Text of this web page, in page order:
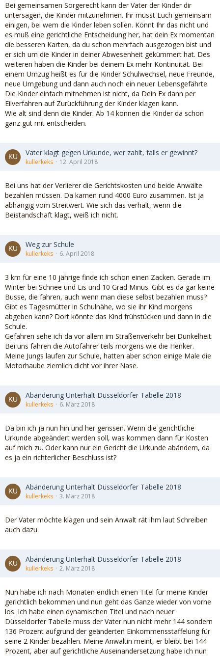
Bei gemeinsamen Sorgerecht kann der Vater der Kinder dir
untersagen, die Kinder mitzunehmen. Ihr müsst Euch gemeinsam
einigen, bei wem die Kinder leben sollen. Könnt Ihr das nicht und
es muß eine gerichtliche Entscheidung her, hat dein Ex momentan
die besseren Karten, da du schon mehrfach ausgezogen bist und
er sich um die Kinder in deiner Abwesenheit gekümmert hat. Des
weiteren haben die Kinder bei deinem Ex mehr Kontinuität. Bei
einem Umzug heißt es für die Kinder Schulwechsel, neue Freunde,
neue Umgebung und dann auch noch ein neuer Lebensgefährte.
Die Kinder einfach mitnehmen ist nicht, da Dein Ex dann per
Eilverfahren auf Zurückführung der Kinder klagen kann.
Wie alt sind denn die Kinder. Ab 14 können die Kinder da schon
ganz gut mit entscheiden.
Vater klagt gegen Urkunde, wer zahlt, falls er gewinnt?
kullerkeks 12. April 2018
Bei uns hat der Verlierer die Gerichtskosten und beide Anwälte
bezahlen müssen. Da kamen rund 4000 Euro zusammen. Ist ja
abhängig vom Streitwert. Wie sich das verhält, wenn die
Beistandschaft klagt, weiß ich nicht.
Weg zur Schule
kullerkeks 6. April 2018
3 km für eine 10 jährige finde ich schon einen Zacken. Gerade im
Winter bei Schnee und Eis und 10 Grad Minus. Gibt es da gar keine
Busse, die fahren, auch wenn man diese selbst bezahlen muss?
Gibt es Tagesmütter in Schulnähe, wo sie ihr Kind morgens
abgeben kann? Dort könnte das Kind frühstücken und dann in die
Schule.
Gefahren sehe ich da vor allem im Straßenverkehr bei Dunkelheit.
Bei uns fahren die Autofahrer teils morgens wie die Henker.
Meine Jungs laufen zur Schule, hatten aber schon einige Male die
Motorhaube ziemlich dicht vor ihrer Nase.
Abänderung Unterhalt Düsseldorfer Tabelle 2018
kullerkeks 6. März 2018
Da bin ich ja nun hin und her gerissen. Wenn die gerichtliche
Urkunde abgeändert werden soll, was kommen dann für Kosten
auf mich zu. Oder kann nur ein Gericht die Urkunde abändern, da
es ja ein richterlicher Beschluss ist?
Abänderung Unterhalt Düsseldorfer Tabelle 2018
kullerkeks 3. März 2018
Der Vater möchte klagen und sein Anwalt rät ihm laut Schreiben
auch dazu.
Abänderung Unterhalt Düsseldorfer Tabelle 2018
kullerkeks 2. März 2018
Nun habe ich nach Monaten endlich einen Titel für meine Kinder
gerichtlich bekommen und nun geht das Ganze wieder von vorne
los. Ich habe einen dynamischen Titel und nach neuer
Düsseldorfer Tabelle muss der Vater nun nicht mehr 144 sondern
136 Prozent aufgrund der geänderten Einkommensstaffelung für
seine 2 Kinder bezahlen. Meine Anwältin meint, er bleibt bei 144
Prozent, aber auf gerichtliche Auseinandersetzung habe ich nun